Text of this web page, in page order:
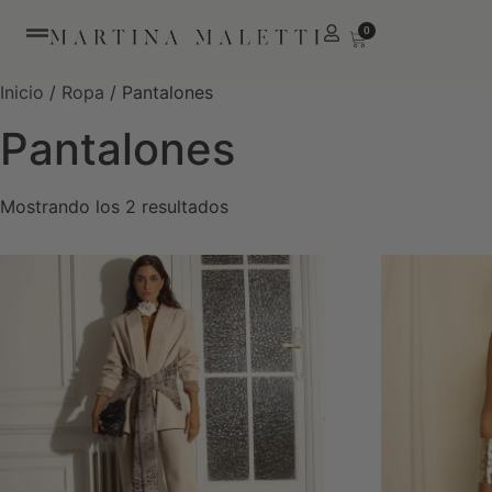
0
Inicio / Ropa / Pantalones
Pantalones
Mostrando los 2 resultados